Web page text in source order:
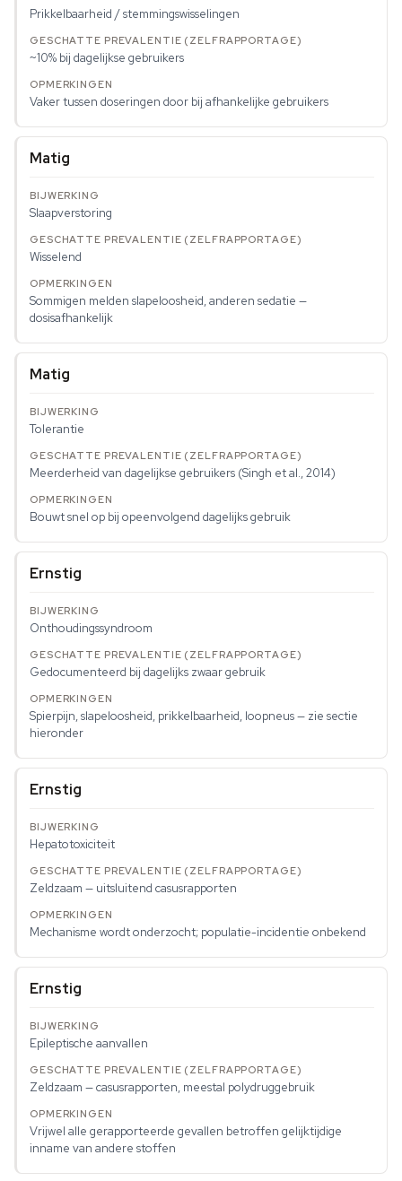
Prikkelbaarheid / stemmingswisselingen
~10% bij dagelijkse gebruikers
Vaker tussen doseringen door bij afhankelijke gebruikers
Matig
Slaapverstoring
Wisselend
Sommigen melden slapeloosheid, anderen sedatie —
dosisafhankelijk
Matig
Tolerantie
Meerderheid van dagelijkse gebruikers (Singh et al., 2014)
Bouwt snel op bij opeenvolgend dagelijks gebruik
Ernstig
Onthoudingssyndroom
Gedocumenteerd bij dagelijks zwaar gebruik
Spierpijn, slapeloosheid, prikkelbaarheid, loopneus — zie sectie
hieronder
Ernstig
Hepatotoxiciteit
Zeldzaam — uitsluitend casusrapporten
Mechanisme wordt onderzocht; populatie-incidentie onbekend
Ernstig
Epileptische aanvallen
Zeldzaam — casusrapporten, meestal polydruggebruik
Vrijwel alle gerapporteerde gevallen betroffen gelijktijdige
inname van andere stoffen